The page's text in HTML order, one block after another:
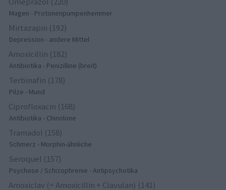
Magen - Protonenpumpenhemmer
Mirtazapin (192)
Depression - andere Mittel
Amoxicillin (182)
Antibiotika - Penizilline (breit)
Terbinafin (178)
Pilze - Mund
Ciprofloxacin (168)
Antibiotika - Chinolone
Tramadol (158)
Schmerz - Morphin-ähnliche
Seroquel (157)
Psychose / Schizophrenie - Antipsychotika
Amoxiclav (= Amoxicillin + Clavulan) (141)